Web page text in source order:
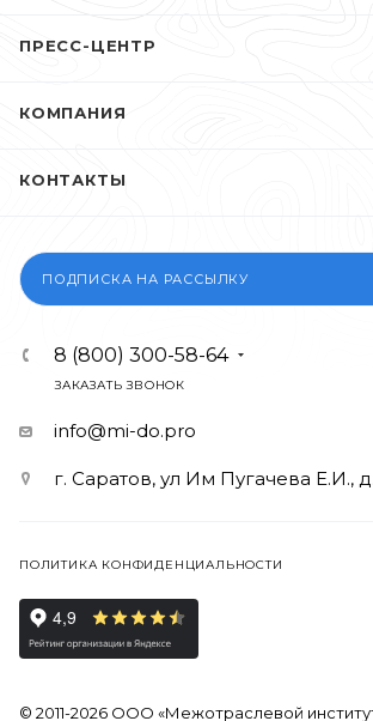
ПРЕСС-ЦЕНТР
КОМПАНИЯ
КОНТАКТЫ
ПОДПИСКА НА РАССЫЛКУ
8 (800) 300-58-64
ЗАКАЗАТЬ ЗВОНОК
info@mi-do.pro
г. Саратов, ул Им Пугачева Е.И., д.
ПОЛИТИКА КОНФИДЕНЦИАЛЬНОСТИ
© 2011-2026 ООО «Межотраслевой